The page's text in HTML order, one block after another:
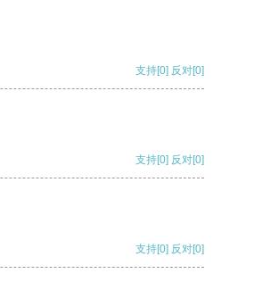
支持[0] 反对[0]
支持[0] 反对[0]
支持[0] 反对[0]